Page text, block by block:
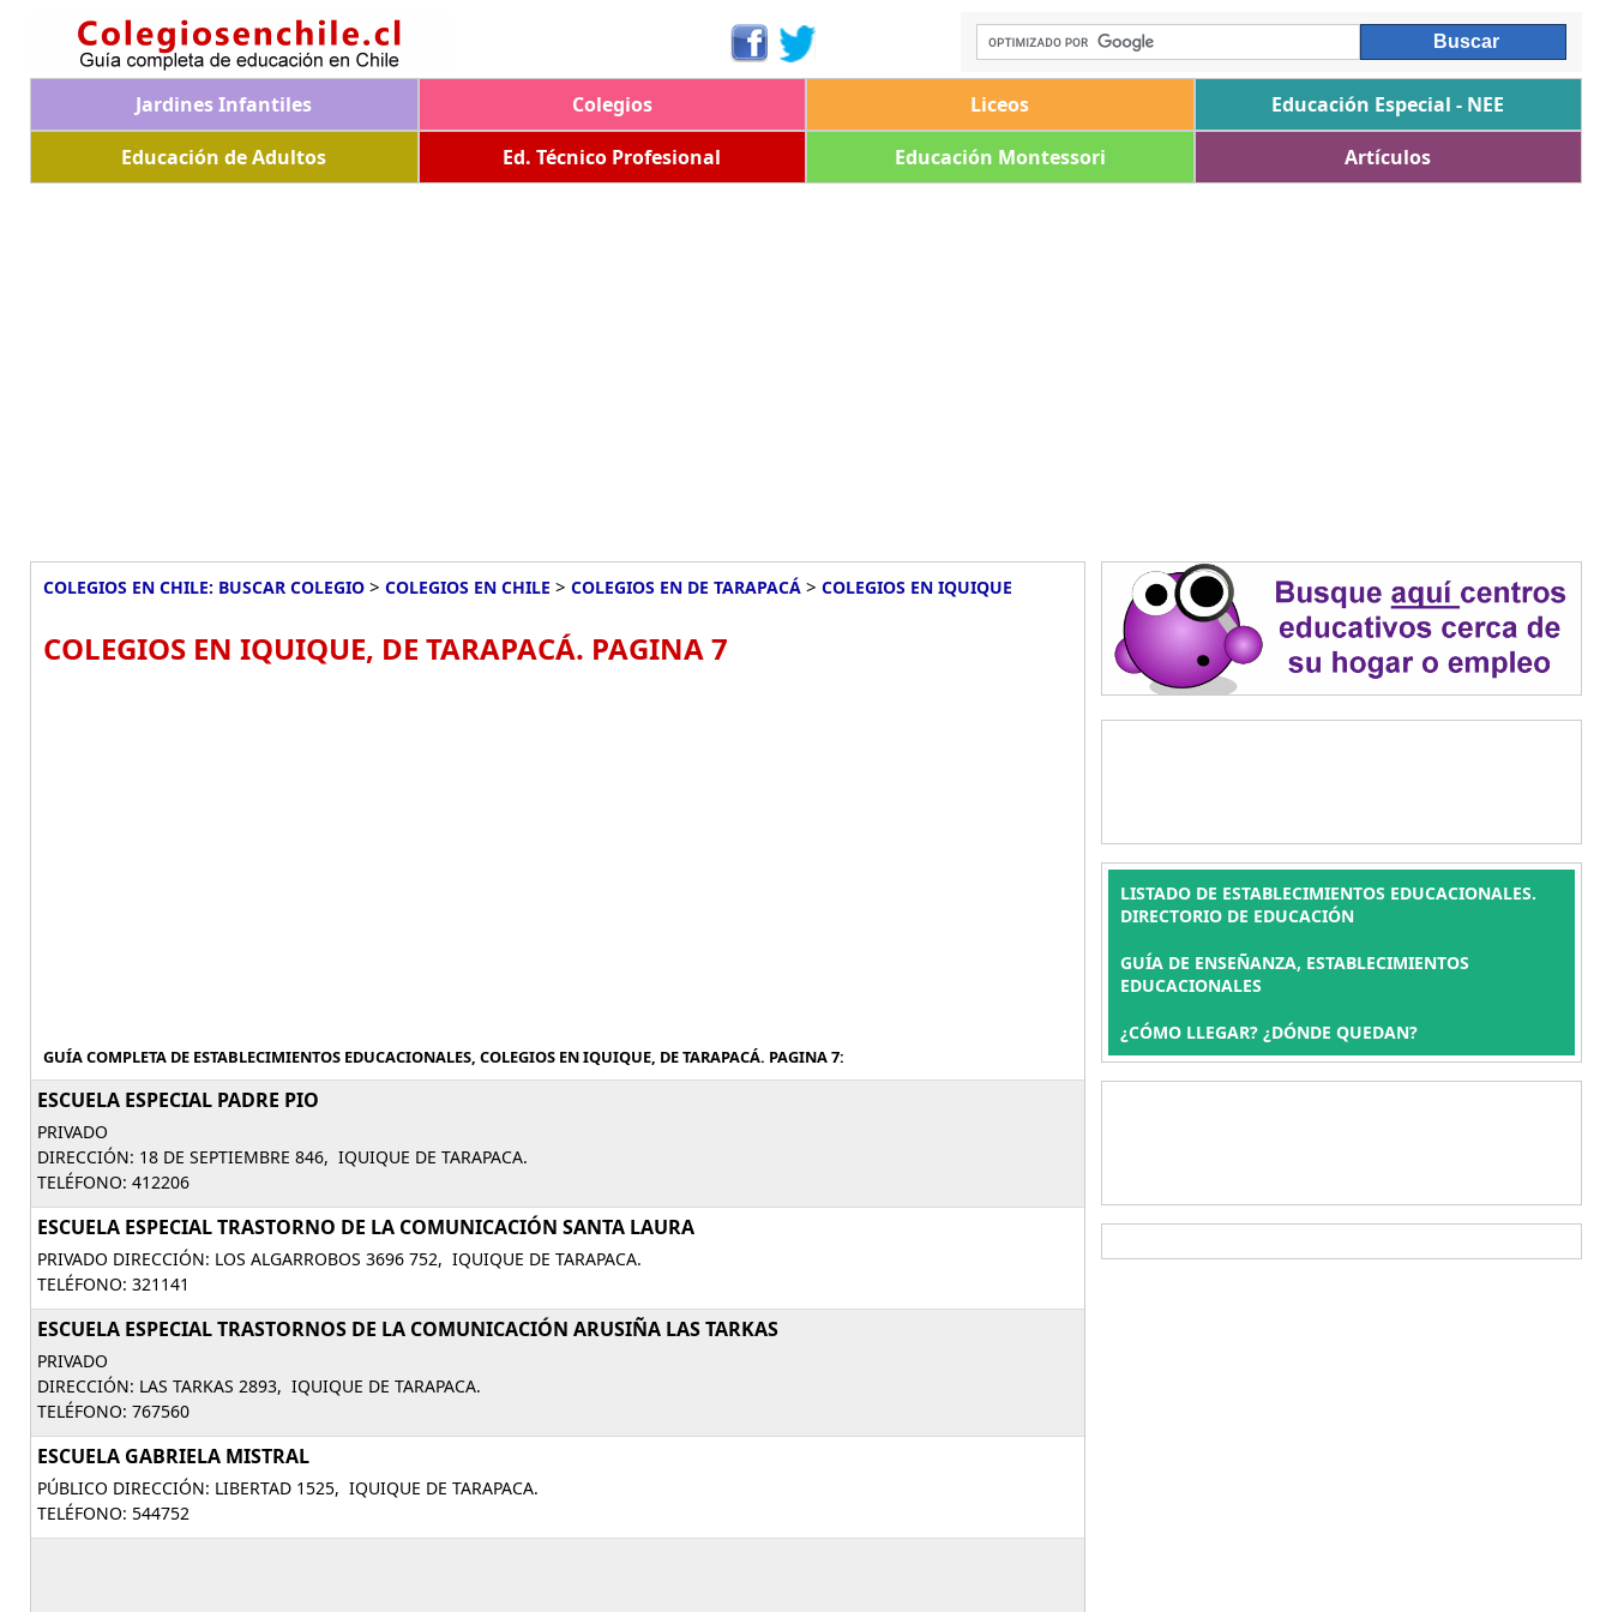
Jardines Infantiles Colegios Liceos
Educación Especial - NEE
Educación de Adultos
Ed. Técnico Profesional Educación Montessori Artículos
COLEGIOS EN CHILE: BUSCAR COLEGIO > COLEGIOS EN CHILE > COLEGIOS EN DE TARAPACÁ > COLEGIOS EN IQUIQUE
COLEGIOS EN IQUIQUE, DE TARAPACÁ. PAGINA 7
GUÍA COMPLETA DE ESTABLECIMIENTOS EDUCACIONALES, COLEGIOS EN IQUIQUE, DE TARAPACÁ. PAGINA 7:
ESCUELA ESPECIAL PADRE PIO
PRIVADO
DIRECCIÓN: 18 DE SEPTIEMBRE 846, IQUIQUE DE TARAPACA.
TELÉFONO: 412206
ESCUELA ESPECIAL TRASTORNO DE LA COMUNICACIÓN SANTA LAURA
PRIVADO DIRECCIÓN: LOS ALGARROBOS 3696 752, IQUIQUE DE TARAPACA.
TELÉFONO: 321141
ESCUELA ESPECIAL TRASTORNOS DE LA COMUNICACIÓN ARUSIÑA LAS TARKAS
PRIVADO
DIRECCIÓN: LAS TARKAS 2893, IQUIQUE DE TARAPACA.
TELÉFONO: 767560
ESCUELA GABRIELA MISTRAL
PÚBLICO DIRECCIÓN: LIBERTAD 1525, IQUIQUE DE TARAPACA.
TELÉFONO: 544752
LISTADO DE ESTABLECIMIENTOS EDUCACIONALES.
DIRECTORIO DE EDUCACIÓN
GUÍA DE ENSEÑANZA, ESTABLECIMIENTOS
EDUCACIONALES
¿CÓMO LLEGAR? ¿DÓNDE QUEDAN?